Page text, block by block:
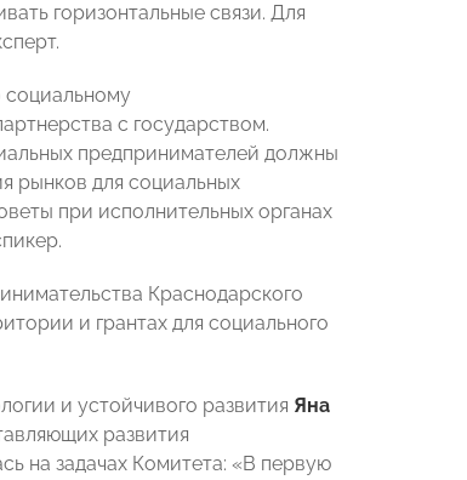
горизонтальные связи. Для
.
с государством.
предпринимателей должны
рынков для социальных
при исполнительных органах
Краснодарского
и грантах для социального
и устойчивого развития Яна
развития
на задачах Комитета: «В первую